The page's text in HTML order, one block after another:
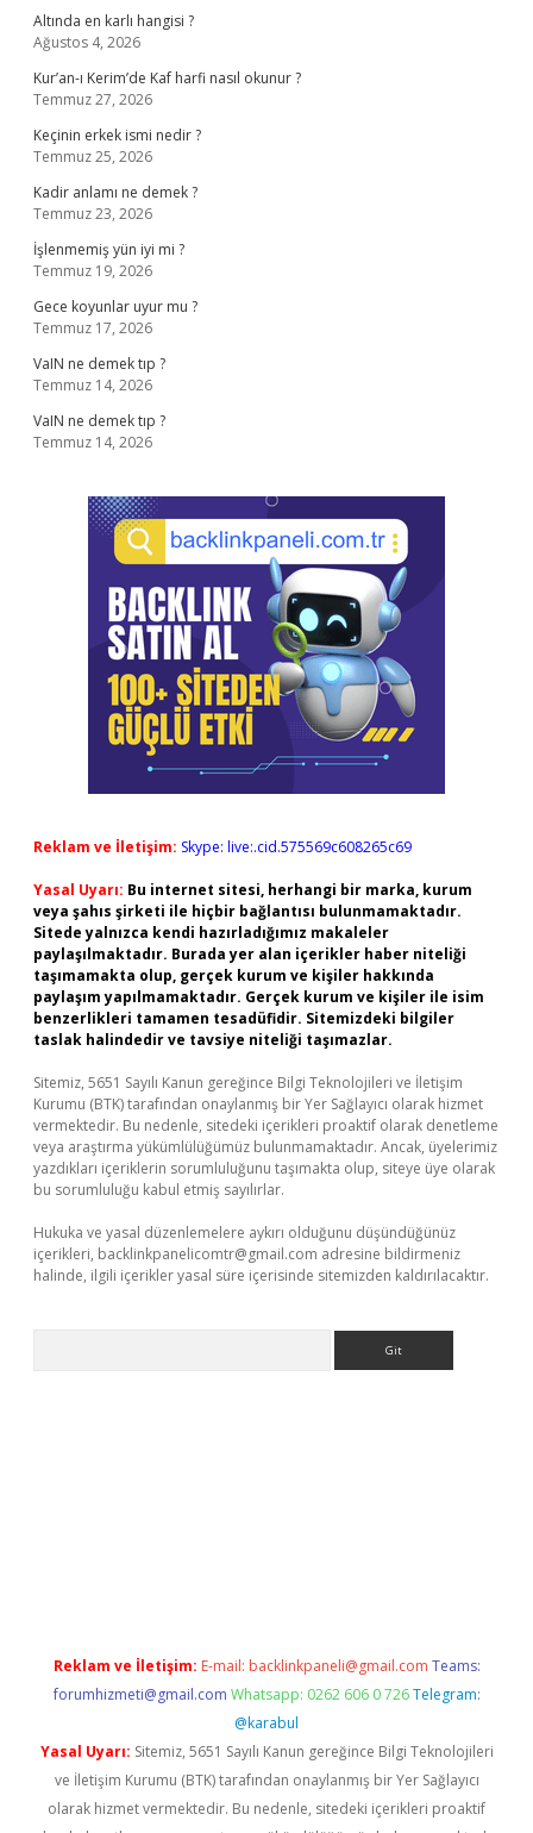
Altında en karlı hangisi ?
Ağustos 4, 2026
Kur’an-ı Kerim’de Kaf harfi nasıl okunur ?
Temmuz 27, 2026
Keçinin erkek ismi nedir ?
Temmuz 25, 2026
Kadir anlamı ne demek ?
Temmuz 23, 2026
İşlenmemiş yün iyi mi ?
Temmuz 19, 2026
Gece koyunlar uyur mu ?
Temmuz 17, 2026
VaIN ne demek tıp ?
Temmuz 14, 2026
VaIN ne demek tıp ?
Temmuz 14, 2026
Reklam ve İletişim: Skype: live:.cid.575569c608265c69
Yasal Uyarı: Bu internet sitesi, herhangi bir marka, kurum
veya şahıs şirketi ile hiçbir bağlantısı bulunmamaktadır.
Sitede yalnızca kendi hazırladığımız makaleler
paylaşılmaktadır. Burada yer alan içerikler haber niteliği
taşımamakta olup, gerçek kurum ve kişiler hakkında
paylaşım yapılmamaktadır. Gerçek kurum ve kişiler ile isim
benzerlikleri tamamen tesadüfidir. Sitemizdeki bilgiler
taslak halindedir ve tavsiye niteliği taşımazlar.
Sitemiz, 5651 Sayılı Kanun gereğince Bilgi Teknolojileri ve İletişim
Kurumu (BTK) tarafından onaylanmış bir Yer Sağlayıcı olarak hizmet
vermektedir. Bu nedenle, sitedeki içerikleri proaktif olarak denetleme
veya araştırma yükümlülüğümüz bulunmamaktadır. Ancak, üyelerimiz
yazdıkları içeriklerin sorumluluğunu taşımakta olup, siteye üye olarak
bu sorumluluğu kabul etmiş sayılırlar.
Hukuka ve yasal düzenlemelere aykırı olduğunu düşündüğünüz
içerikleri, backlinkpanelicomtr@gmail.com adresine bildirmeniz
halinde, ilgili içerikler yasal süre içerisinde sitemizden kaldırılacaktır.
Reklam ve İletişim: E-mail: backlinkpaneli@gmail.com Teams:
forumhizmeti@gmail.com Whatsapp: 0262 606 0 726 Telegram:
@karabul
Yasal Uyarı: Sitemiz, 5651 Sayılı Kanun gereğince Bilgi Teknolojileri
ve İletişim Kurumu (BTK) tarafından onaylanmış bir Yer Sağlayıcı
olarak hizmet vermektedir. Bu nedenle, sitedeki içerikleri proaktif